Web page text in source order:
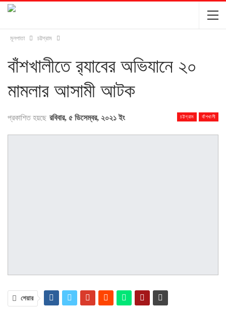
মূলপাতা চট্টগ্রাম
বাঁশখালীতে র‌্যাবের অভিযানে ২০
মামলার আসামী আটক
চট্টগ্রাম বাঁশখালী
প্রকাশিত হয়ছে রবিবার, ৫ ডিসেম্বর, ২০২১ ইং
শেয়ার